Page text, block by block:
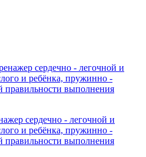
сердечно - легочной и
и ребёнка, пружинно -
правильности выполнения